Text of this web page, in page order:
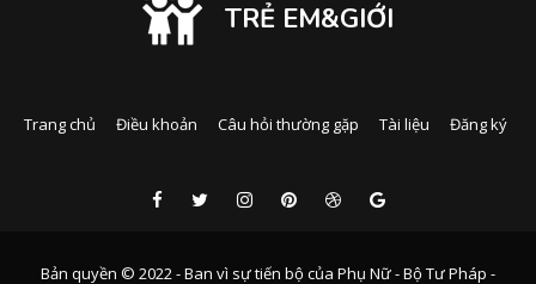
TRẺ EM&GIỚI
Trang chủ Điều khoản Câu hỏi thường gặp Tài liệu Đăng ký
Bản quyền © 2022 - Ban vì sự tiến bộ của Phụ Nữ - Bộ Tư Pháp -